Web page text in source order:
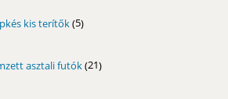
kis terítők 5
termék
asztali futók 21
termék